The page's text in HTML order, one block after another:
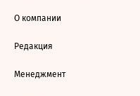
О компании
Редакция
Менеджмент